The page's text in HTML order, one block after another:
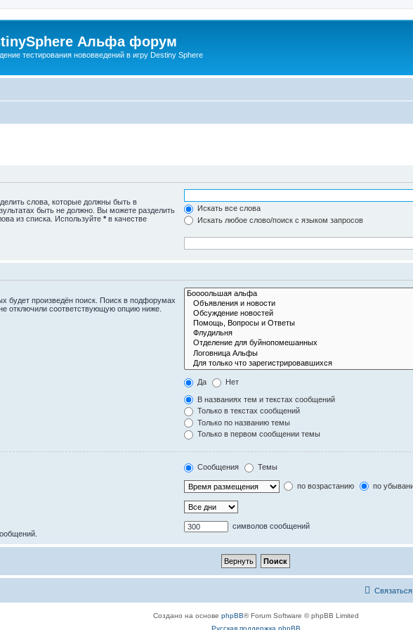
Альфа форум
тестирования нововведений в игру Destiny Sphere
слова, которые должны быть в
быть не должно. Вы можете разделить
из списка. Используйте * в качестве
Искать все слова
Искать любое слово/поиск с языком запросов
будет произведён поиск. Поиск в подфорумах
отключили соответствующую опцию ниже.
Да Нет
В названиях тем и текстах сообщений
Только в текстах сообщений
Только по названию темы
Только в первом сообщении темы
Сообщения Темы
по возрастанию по
символов сообщений
Создано на основе phpBB® Forum Software © phpBB Limited
Русская поддержка phpBB